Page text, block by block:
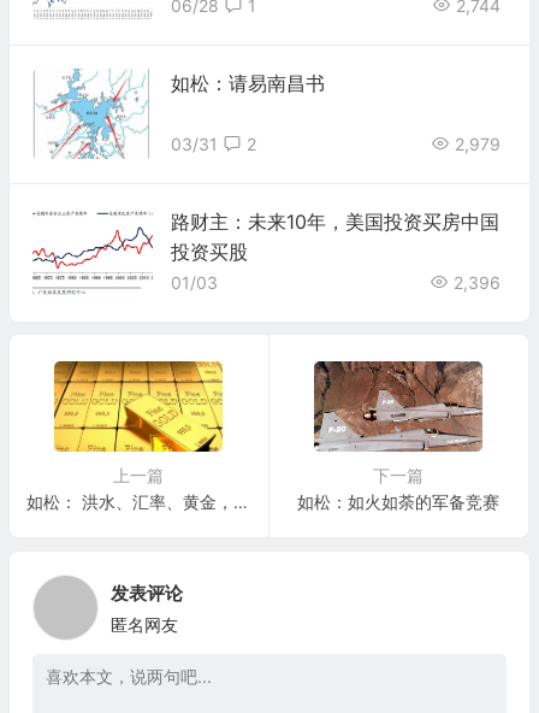
06/28 2,744
1
如松：请易南昌书
03/31 2,979
2
路财主：未来10年，美国投资买房中国
投资买股
01/03 2,396
上一篇
如松： 洪水、汇率、黄金，之后哪？
下一篇
如松：如火如荼的军备竞赛
发表评论
匿名网友